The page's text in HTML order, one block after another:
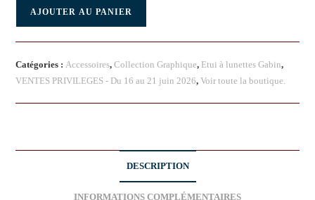
AJOUTER AU PANIER
Catégories :Accessoires,Collection Graphique, Etui à lunettes Gabin,
VENTES PRIVILEGES - Du 16 au 21 juin 2026,Voir toute la boutique.
DESCRIPTION
INFORMATIONS COMPLÉMENTAIRES